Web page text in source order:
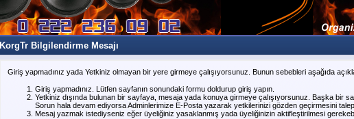
KorgTr Bilgilendirme Mesajı
Giriş yapmadınız yada Yetkiniz olmayan bir yere girmeye çalışıyorsunuz. Bunun sebebleri aşağıda
Giriş yapmadınız. Lütfen sayfanın sonundaki formu doldurup giriş yapın.
Yetkiniz dışında bulunan bir sayfaya, mesaja yada konuya girmeye çalışıyorsunuz. Başka bir
Sorun hala devam ediyorsa Adminlerimize E-Posta yazarak yetkilerinizi gözden geçirmesini talep
Mesaj yazmak istediyseniz eğer üyeliğiniz yasaklanmış yada üyeliğinizin aktifleştirilmesi